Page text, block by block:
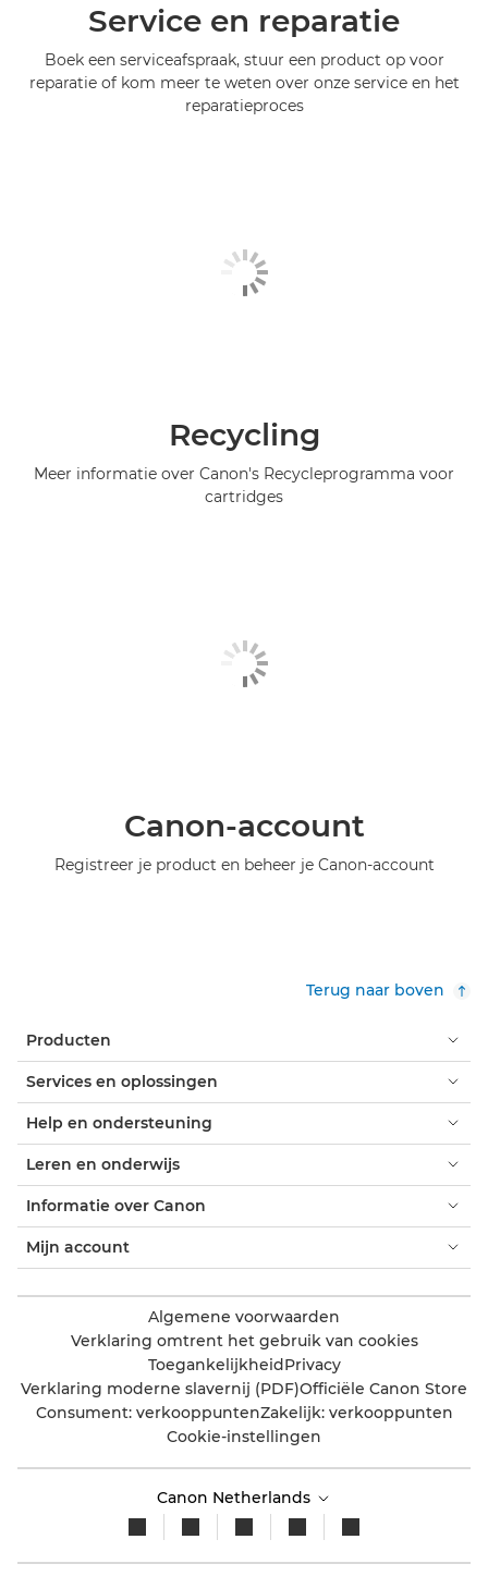
Service en reparatie
Boek een serviceafspraak, stuur een product op voor
reparatie of kom meer te weten over onze service en het
reparatieproces
Recycling
Meer informatie over Canon's Recycleprogramma voor
cartridges
Canon-account
Registreer je product en beheer je Canon-account
Terug naar boven
Producten
Services en oplossingen
Help en ondersteuning
Leren en onderwijs
Informatie over Canon
Mijn account
Algemene voorwaarden
Verklaring omtrent het gebruik van cookies
ToegankelijkheidPrivacy
Verklaring moderne slavernij (PDF)Officiële Canon Store
Consument: verkooppuntenZakelijk: verkooppunten
Cookie-instellingen
Canon Netherlands